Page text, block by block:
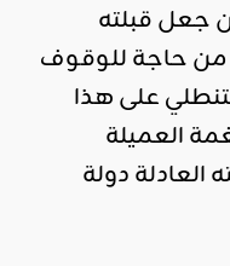
جعل قبلته
من حاجة للوقوف
على هذا
العميلة
العادلة دولة